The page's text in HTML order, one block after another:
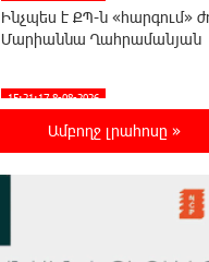
Ինչպես է ՔՊ-ն «հարգում»
Մարիաննա Ղահրամանյան
15:21:17 8-08-2026
Ընդդիմությունը պետք է օր
համախմբվի այս ծանր
Դուք ու ձեր անտաղանդ
Ամբողջ լրահոսը »